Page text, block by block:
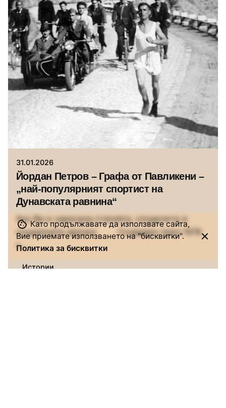
Исторически музей Павликени
31.01.2026
Йордан Петров – Графа от Павликени –
„най-популярният спортист на
Дунавската равнина“
Ако Ви е харесала статията, споделете в
социалните мрежи: Създаден през 1978
г.,...
Истории
Като продължавате да използвате сайта,
Вие приемате използването на "бисквитки".
Политика за бисквитки